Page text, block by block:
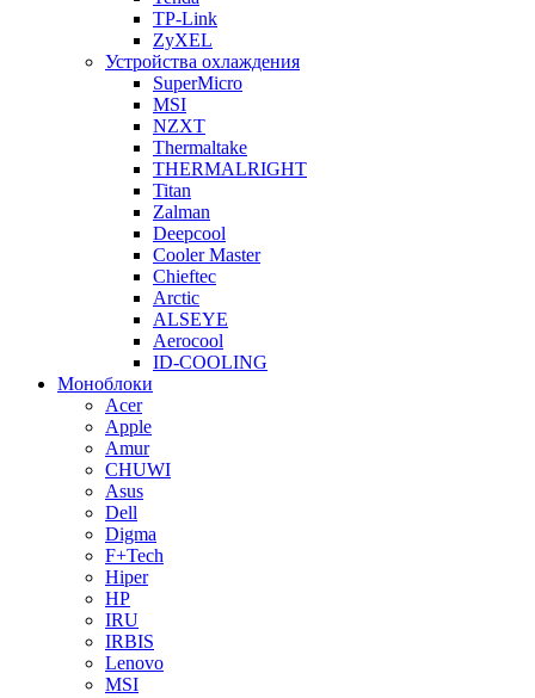
TP-Link
ZyXEL
Устройства охлаждения
SuperMicro
MSI
NZXT
Thermaltake
THERMALRIGHT
Titan
Zalman
Deepcool
Cooler Master
Chieftec
Arctic
ALSEYE
Aerocool
ID-COOLING
Моноблоки
Acer
Apple
Amur
CHUWI
Asus
Dell
Digma
F+Tech
Hiper
HP
IRU
IRBIS
Lenovo
MSI